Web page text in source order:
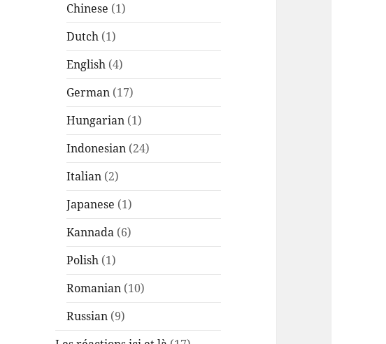
Chinese (1)
Dutch (1)
English (4)
German (17)
Hungarian (1)
Indonesian (24)
Italian (2)
Japanese (1)
Kannada (6)
Polish (1)
Romanian (10)
Russian (9)